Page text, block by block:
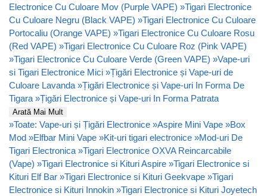
Electronice Cu Culoare Mov (Purple VAPE) »Tigari Electronice
Cu Culoare Negru (Black VAPE) »Tigari Electronice Cu Culoare
Portocaliu (Orange VAPE) »Tigari Electronice Cu Culoare Rosu
(Red VAPE) »Tigari Electronice Cu Culoare Roz (Pink VAPE)
»Tigari Electronice Cu Culoare Verde (Green VAPE) »Vape-uri
si Tigari Electronice Mici »Țigări Electronice și Vape-uri de
Culoare Lavanda »Țigări Electronice și Vape-uri In Forma De
Tigara »Țigări Electronice și Vape-uri In Forma Patrata
Arată Mai Mult
»Toate: Vape-uri și Țigări Electronice »Aspire Mini Vape »Box
Mod »Elfbar Mini Vape »Kit-uri tigari electronice »Mod-uri De
Tigari Electronica »Tigari Electronice OXVA Reincarcabile
(Vape) »Tigari Electronice si Kituri Aspire »Tigari Electronice si
Kituri Elf Bar »Tigari Electronice si Kituri Geekvape »Tigari
Electronice si Kituri Innokin »Tigari Electronice si Kituri Joyetech